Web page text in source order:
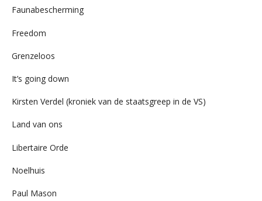
Faunabescherming
Freedom
Grenzeloos
It’s going down
Kirsten Verdel (kroniek van de staatsgreep in de VS)
Land van ons
Libertaire Orde
Noelhuis
Paul Mason